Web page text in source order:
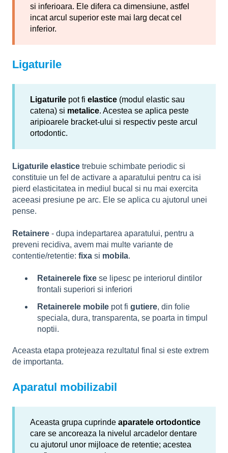
si inferioara. Ele difera ca dimensiune, astfel
incat arcul superior este mai larg decat cel
inferior.
Ligaturile
Ligaturile pot fi elastice (modul elastic sau
catena) si metalice. Acestea se aplica peste
aripioarele bracket-ului si respectiv peste arcul
ortodontic.
Ligaturile elastice trebuie schimbate periodic si
constituie un fel de activare a aparatului pentru ca isi
pierd elasticitatea in mediul bucal si nu mai exercita
aceeasi presiune pe arc. Ele se aplica cu ajutorul unei
pense.
Retainere - dupa indepartarea aparatului, pentru a
preveni recidiva, avem mai multe variante de
contentie/retentie: fixa si mobila.
Retainerele fixe se lipesc pe interiorul dintilor
frontali superiori si inferiori
Retainerele mobile pot fi gutiere, din folie
speciala, dura, transparenta, se poarta in timpul
noptii.
Aceasta etapa protejeaza rezultatul final si este extrem
de importanta.
Aparatul mobilizabil
Aceasta grupa cuprinde aparatele ortodontice
care se ancoreaza la nivelul arcadelor dentare
cu ajutorul unor mijloace de retentie; acestea